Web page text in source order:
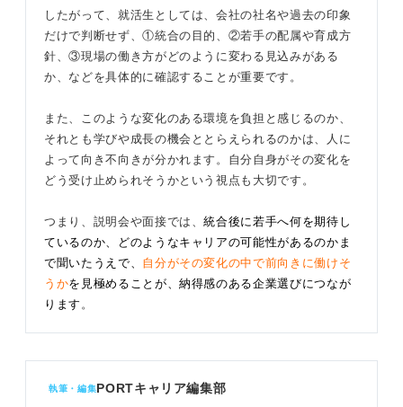
したがって、就活生としては、会社の社名や過去の印象
だけで判断せず、①統合の目的、②若手の配属や育成方
針、③現場の働き方がどのように変わる見込みがある
か、などを具体的に確認することが重要です。
また、このような変化のある環境を負担と感じるのか、
それとも学びや成長の機会ととらえられるのかは、人に
よって向き不向きが分かれます。自分自身がその変化を
どう受け止められそうかという視点も大切です。
つまり、説明会や面接では、統合後に若手へ何を期待し
ているのか、どのようなキャリアの可能性があるのかま
で聞いたうえで、 自分がその変化の中で前向きに働けそ
うかを見極めることが、納得感のある企業選びにつなが
ります 。
執筆・編集PORTキャリア編集部